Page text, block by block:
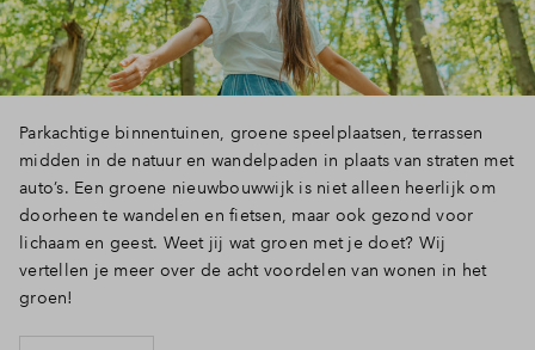
Parkachtige binnentuinen, groene speelplaatsen, terrassen
midden in de natuur en wandelpaden in plaats van straten met
auto’s. Een groene nieuwbouwwijk is niet alleen heerlijk om
doorheen te wandelen en fietsen, maar ook gezond voor
lichaam en geest. Weet jij wat groen met je doet? Wij
vertellen je meer over de acht voordelen van wonen in het
groen!